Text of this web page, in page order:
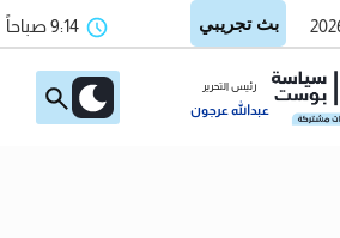
9:14 صباحاً
رئيس التحرير
عبدالله عرجون